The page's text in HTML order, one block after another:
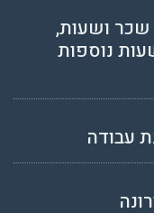
שכר ושעות,
נוספות
עבודה